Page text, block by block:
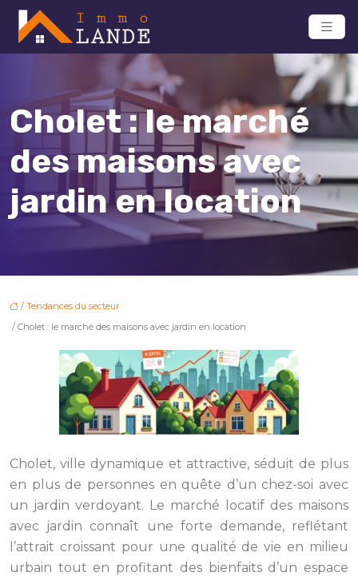
Cholet : le marché
des maisons avec
jardin en location
/ Tendances du secteur
/ Cholet : le marché des maisons avec jardin en location
Cholet, ville dynamique et attractive, séduit de plus
en plus de personnes en quête d’un chez-soi avec
un jardin verdoyant. Le marché locatif des maisons
avec jardin connaît une forte demande, reflétant
l’attrait croissant pour une qualité de vie en milieu
urbain tout en profitant des bienfaits d’un espace